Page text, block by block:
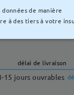
délai de livraison
15 jours ouvrables
de manière
à des tiers à votre